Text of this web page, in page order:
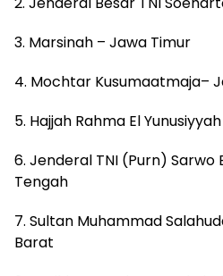
3. Marsinah – Jawa Timur
4. Mochtar Kusumaatmaja–
5. Hajjah Rahma El
6. Jenderal TNI (Purn) Sarwo
Tengah
7. Sultan Muhammad
Barat